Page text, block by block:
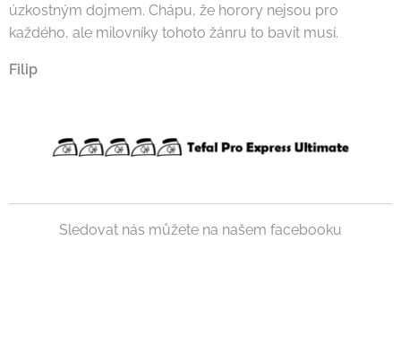
úzkostným dojmem. Chápu, že horory nejsou pro
každého, ale milovníky tohoto žánru to bavit musí.
Filip
Sledovat nás můžete na našem facebooku